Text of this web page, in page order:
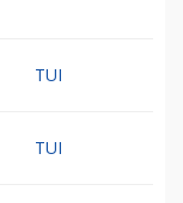
TUI
TUI